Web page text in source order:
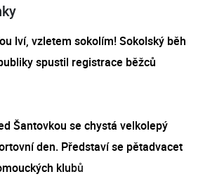
lví, vzletem sokolím! Sokolský běh
spustil registrace běžců
Šantovkou se chystá velkolepý
den. Představí se pětadvacet
klubů